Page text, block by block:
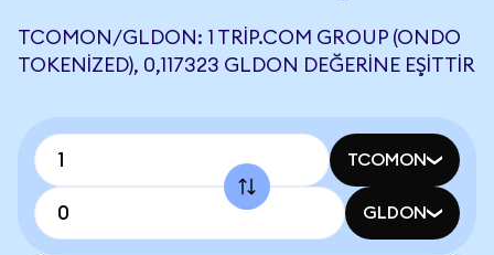
TCOMON/GLDON: 1 TRIP.COM GROUP (ONDO
TOKENIZED), 0,117323 GLDON DEĞERINE EŞITTIR
TCOMON
GLDON